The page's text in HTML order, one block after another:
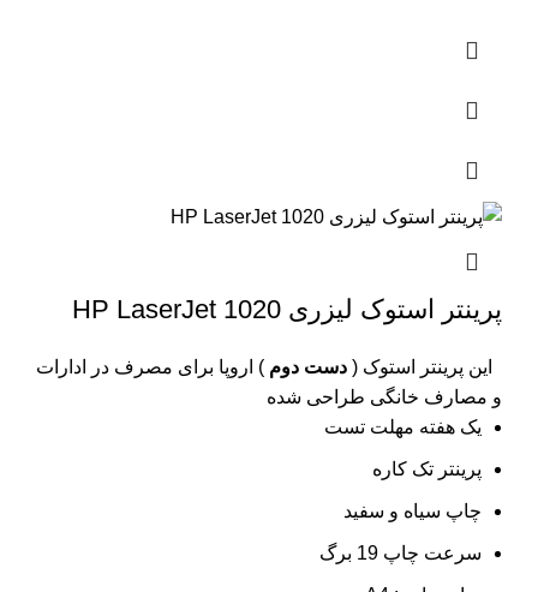
پرینتر استوک لیزری HP LaserJet 1020
این پرینتر استوک ( دست دوم ) اروپا برای مصرف در ادارات
و مصارف خانگی طراحی شده
یک هفته مهلت تست
پرینتر تک کاره
چاپ سیاه و سفید
سرعت چاپ 19 برگ